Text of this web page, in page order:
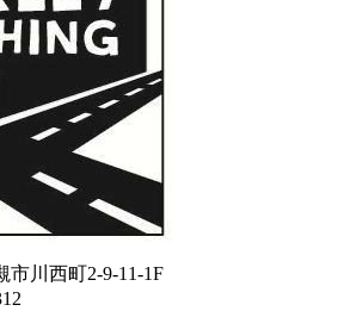
市川西町2-9-11-1F